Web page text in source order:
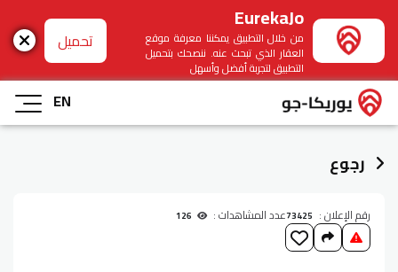
EurekaJo
من خلال التطبيق يمكننا معرفة موقع
العقار الذي تبحث عنه. ننصحك بتحميل
التطبيق لتجربة أفضل وأسهل
تحميل
EN
رجوع
رقم الإعلان : 73425عدد المشاهدات :